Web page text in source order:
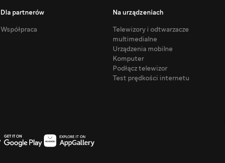
Dla partnerów
Współpraca
Na urządzeniach
Telewizory i odtwarzacze
multimedialne
Urządzenia mobilne
Komputer
Podłącz telewizor
Test prędkości internetu